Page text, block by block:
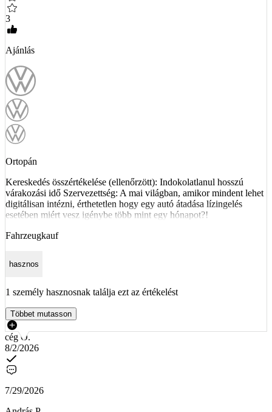
3
Ajánlás
Ortopán
Kereskedés összértékelése (ellenőrzött): Indokolatlanul hosszú
várakozási idő Szervezettség: A mai világban, amikor mindent lehet
digitálisan intézni, érthetetlen hogy egy autó átadása lízingelés
esetében miért vesz igénybe több mint egy hónapot?!
Fahrzeugkauf
hasznos
1 személy hasznosnak találja ezt az értékelést
Többet mutasson
cég O.
8/2/2026
7/29/2026